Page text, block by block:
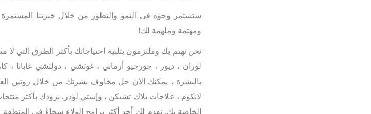
ستستمر وجوه في النمو والتطور من خلال خبرتنا المستمرة
ومهتمة وملهمة لك!
نحن نهتم بك وملتزمون بتلبية احتياجاتك بأكثر الطرق التي
لوران ، ديور ، جورجيو أرماني ، غوتشي ، دولتشي غابانا ،
بالبشرة ، يمكنك الآن حل مخاوف بشرتك من خلال روتين
لانكوم ، علاجات بلاك تشيكن ، وإستي لودر. نزودك بأكثر
الخاصة بك. نقدم لك أحد أكثر برامج الولاء سخاءً في